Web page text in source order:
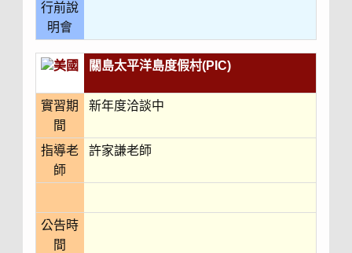
行前說
明會
美國 關島太平洋島度假村(PIC)
實習期
間
新年度洽談中
指導老
師
許家謙老師
公告時
間